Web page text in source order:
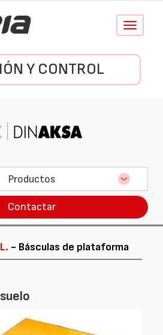
Conmutar
Y CONTROL
Productos
Contactar
- Básculas de plataforma